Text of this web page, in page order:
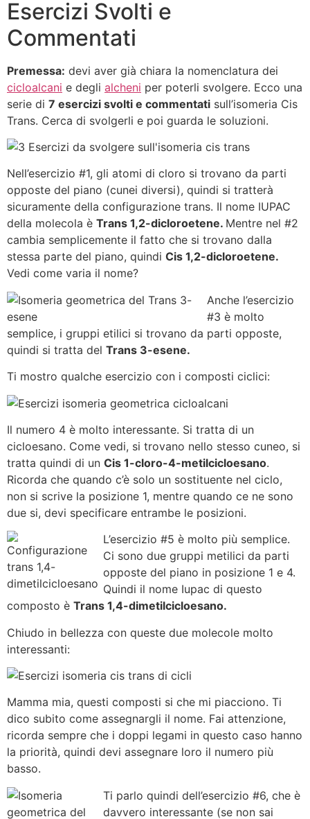
Esercizi Svolti e
Commentati
Premessa: devi aver già chiara la nomenclatura dei
cicloalcani e degli alcheni per poterli svolgere. Ecco una
serie di 7 esercizi svolti e commentati sull’isomeria Cis
Trans. Cerca di svolgerli e poi guarda le soluzioni.
Nell’esercizio #1, gli atomi di cloro si trovano da parti
opposte del piano (cunei diversi), quindi si tratterà
sicuramente della configurazione trans. Il nome IUPAC
della molecola è Trans 1,2-dicloroetene. Mentre nel #2
cambia semplicemente il fatto che si trovano dalla
stessa parte del piano, quindi Cis 1,2-dicloroetene.
Vedi come varia il nome?
Anche l’esercizio
#3 è molto
semplice, i gruppi etilici si trovano da parti opposte,
quindi si tratta del Trans 3-esene.
Ti mostro qualche esercizio con i composti ciclici:
Il numero 4 è molto interessante. Si tratta di un
cicloesano. Come vedi, si trovano nello stesso cuneo, si
tratta quindi di un Cis 1-cloro-4-metilcicloesano.
Ricorda che quando c’è solo un sostituente nel ciclo,
non si scrive la posizione 1, mentre quando ce ne sono
due si, devi specificare entrambe le posizioni.
L’esercizio #5 è molto più semplice.
Ci sono due gruppi metilici da parti
opposte del piano in posizione 1 e 4.
Quindi il nome Iupac di questo
composto è Trans 1,4-dimetilcicloesano.
Chiudo in bellezza con queste due molecole molto
interessanti:
Mamma mia, questi composti si che mi piacciono. Ti
dico subito come assegnargli il nome. Fai attenzione,
ricorda sempre che i doppi legami in questo caso hanno
la priorità, quindi devi assegnare loro il numero più
basso.
Ti parlo quindi dell’esercizio #6, che è
davvero interessante (se non sai